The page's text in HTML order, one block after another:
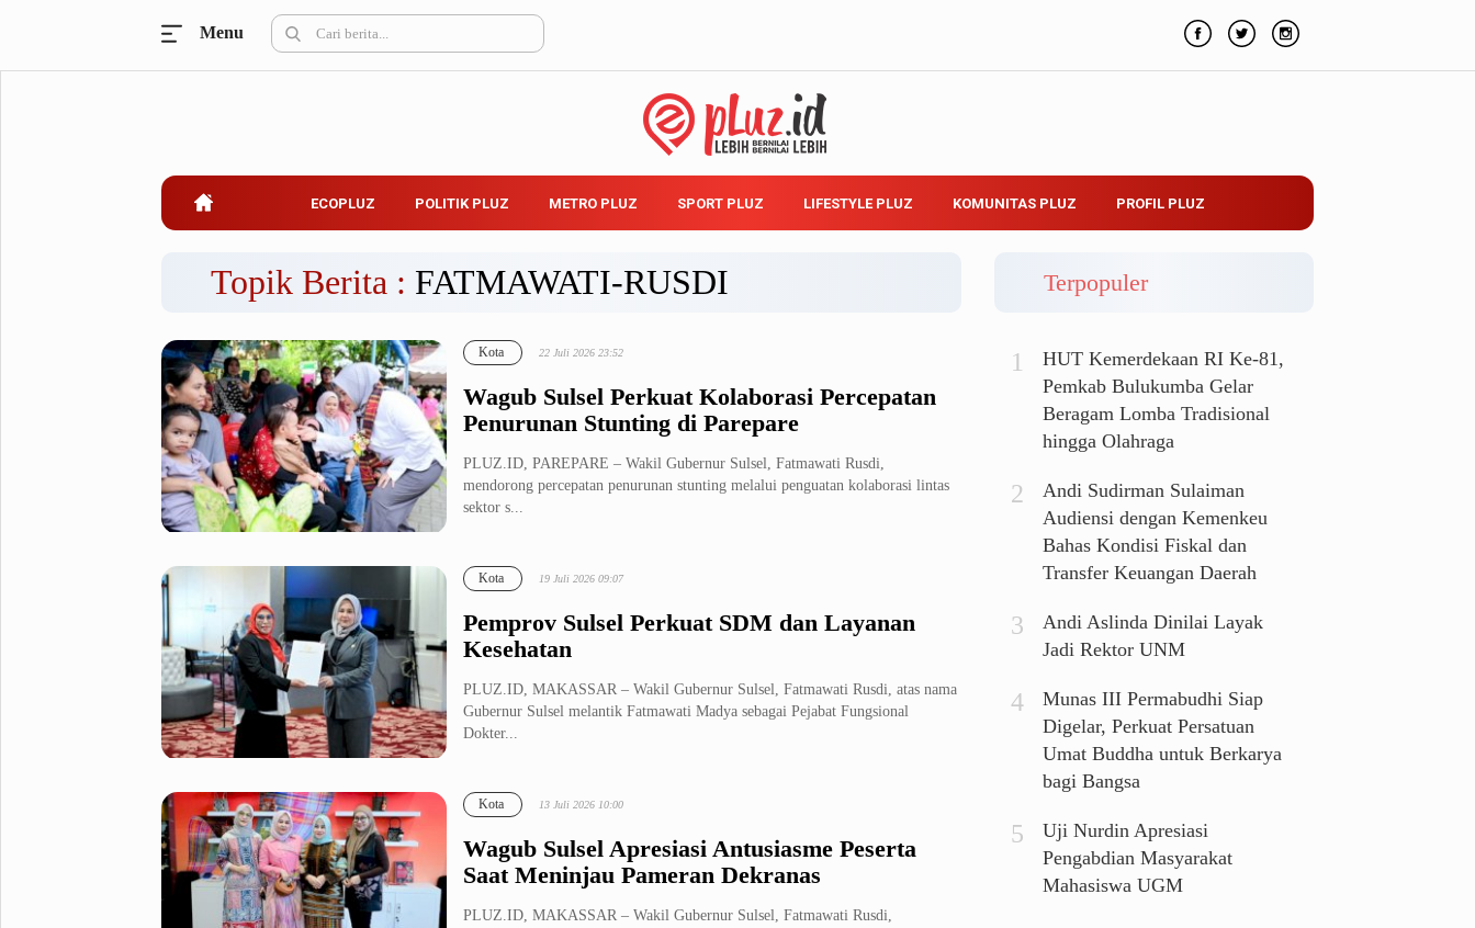
Belanja
Kuliner
Pemilu
Partai Politik
Pilpres
Hukum & Kriminal
Internasional
Citizen
Pemerintahan
Bulutangkis
Golf
Menu
ECOPLUZ POLITIK PLUZ METRO PLUZ SPORT PLUZ LIFESTYLE PLUZ KOMUNITAS PLUZ PROFIL PLUZ
Topik Berita : FATMAWATI-RUSDI
Wagub Sulsel Perkuat Kolaborasi Percepatan
Penurunan Stunting di Parepare
Kota 22 Juli 2026 23:52
PLUZ.ID, PAREPARE – Wakil Gubernur Sulsel, Fatmawati Rusdi,
mendorong percepatan penurunan stunting melalui penguatan kolaborasi lintas
sektor s...
Pemprov Sulsel Perkuat SDM dan Layanan
Kesehatan
Kota 19 Juli 2026 09:07
PLUZ.ID, MAKASSAR – Wakil Gubernur Sulsel, Fatmawati Rusdi, atas nama
Gubernur Sulsel melantik Fatmawati Madya sebagai Pejabat Fungsional
Dokter...
Wagub Sulsel Apresiasi Antusiasme Peserta
Saat Meninjau Pameran Dekranas
Kota 13 Juli 2026 10:00
PLUZ.ID, MAKASSAR – Wakil Gubernur Sulsel, Fatmawati Rusdi,
Terpopuler
HUT Kemerdekaan RI Ke-81,
Pemkab Bulukumba Gelar
Beragam Lomba Tradisional
hingga Olahraga
Andi Sudirman Sulaiman
Audiensi dengan Kemenkeu
Bahas Kondisi Fiskal dan
Transfer Keuangan Daerah
Andi Aslinda Dinilai Layak
Jadi Rektor UNM
Munas III Permabudhi Siap
Digelar, Perkuat Persatuan
Umat Buddha untuk Berkarya
bagi Bangsa
Uji Nurdin Apresiasi
Pengabdian Masyarakat
Mahasiswa UGM